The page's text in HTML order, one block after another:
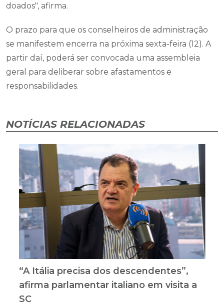
doados", afirma.
O prazo para que os conselheiros de administração
se manifestem encerra na próxima sexta-feira (12). A
partir daí, poderá ser convocada uma assembleia
geral para deliberar sobre afastamentos e
responsabilidades.
NOTÍCIAS RELACIONADAS
“A Itália precisa dos descendentes”,
afirma parlamentar italiano em visita a
SC